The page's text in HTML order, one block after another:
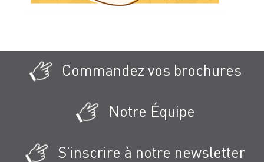
Commandez vos brochures
Notre Équipe
S'inscrire à notre newsletter